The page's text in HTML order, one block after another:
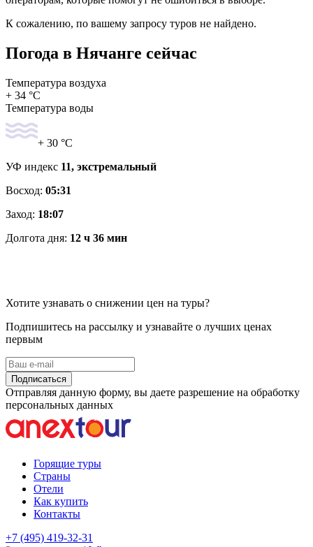
К сожалению, по вашему запросу туров не найдено.
Погода в Нячанге сейчас
Температура воздуха
+ 34 °C
Температура воды
+ 30 °C
УФ индекс 11, экстремальный
Восход: 05:31
Заход: 18:07
Долгота дня: 12 ч 36 мин
Хотите узнавать о снижении цен на туры?
Подпишитесь на рассылку и узнавайте о лучших ценах
первым
Подписаться
Отправляя данную форму, вы даете разрешение на обработку
персональных данных
Горящие туры
Страны
Отели
Как купить
Контакты
+7 (495) 419-32-31